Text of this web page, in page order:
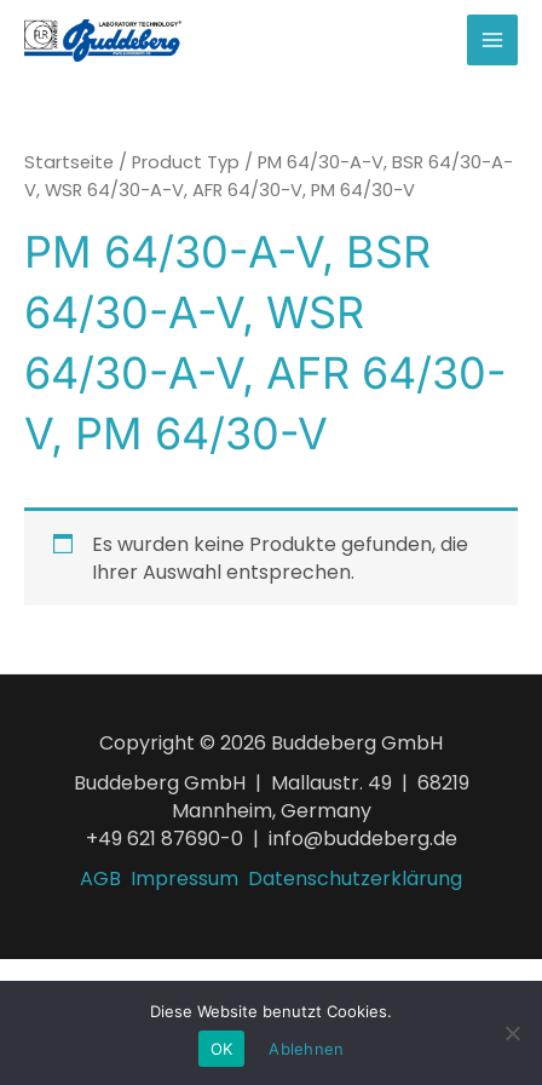
Zum
Inhalt
springen
Startseite / Product Typ / PM 64/30-A-V, BSR 64/30-A-
V, WSR 64/30-A-V, AFR 64/30-V, PM 64/30-V
PM 64/30-A-V, BSR
64/30-A-V, WSR
64/30-A-V, AFR 64/30-
V, PM 64/30-V
Es wurden keine Produkte gefunden, die
Ihrer Auswahl entsprechen.
Copyright © 2026 Buddeberg GmbH
Buddeberg GmbH | Mallaustr. 49 | 68219
Mannheim, Germany
+49 621 87690-0 | info@buddeberg.de
AGB Impressum Datenschutzerklärung
Diese Website benutzt Cookies.
OK
Ablehnen